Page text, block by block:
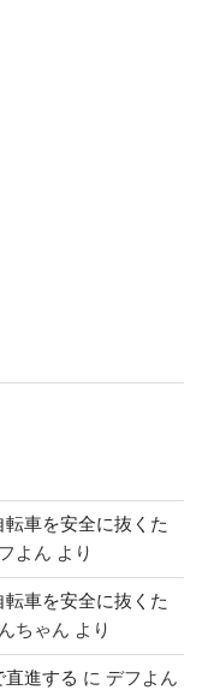
車を安全に抜くた
よん より
車を安全に抜くた
ちゃん より
進する に デフよん